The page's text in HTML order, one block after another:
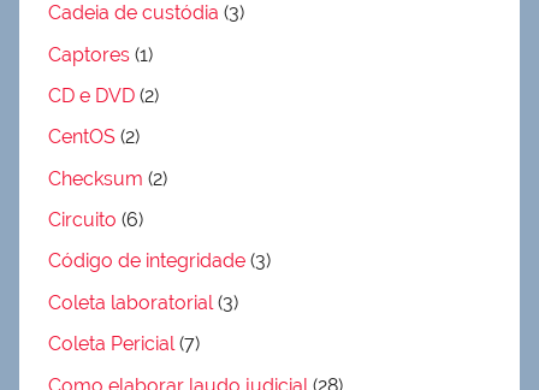
Cadeia de custódia (3)
Captores (1)
CD e DVD (2)
CentOS (2)
Checksum (2)
Circuito (6)
Código de integridade (3)
Coleta laboratorial(3)
Coleta Pericial(7)
Como elaborar laudo judicial (28)